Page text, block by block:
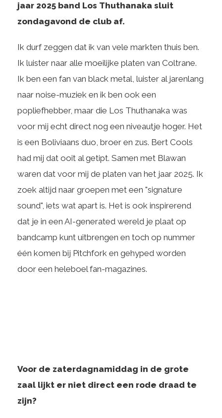
jaar 2025 band Los Thuthanaka sluit
zondagavond de club af.
Ik durf zeggen dat ik van vele markten thuis ben.
Ik luister naar alle moeilijke platen van Coltrane.
Ik ben een fan van black metal, luister al jarenlang
naar noise-muziek en ik ben ook een
popliefhebber, maar die Los Thuthanaka was
voor mij echt direct nog een niveautje hoger. Het
is een Boliviaans duo, broer en zus. Bert Cools
had mij dat ooit al getipt. Samen met Blawan
waren dat voor mij de platen van het jaar 2025. Ik
zoek altijd naar groepen met een "signature
sound", iets wat apart is. Het is ook inspirerend
dat je in een AI-generated wereld je plaat op
bandcamp kunt uitbrengen en toch op nummer
één komen bij Pitchfork en gehyped worden
door een heleboel fan-magazines.
Voor de zaterdagnamiddag in de grote
zaal lijkt er niet direct een rode draad te
zijn?